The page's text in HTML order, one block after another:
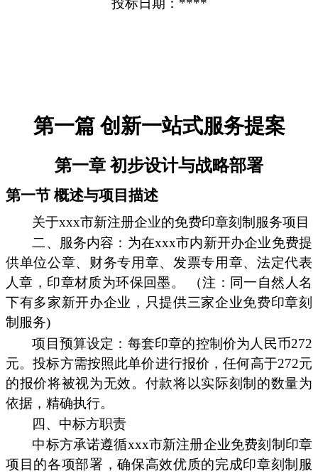
投标日期：****
第一篇 创新一站式服务提案
第一章 初步设计与战略部署
第一节 概述与项目描述
关于xxx市新注册企业的免费印章刻制服务项目
二、服务内容：为在xxx市内新开办企业免费提
供单位公章、财务专用章、发票专用章、法定代表
人章，印章材质为环保回墨。 （注：同一自然人名
下有多家新开办企业，只提供三家企业免费印章刻
制服务)
项目预算设定：每套印章的控制价为人民币272
元。投标方需按照此单价进行报价，任何高于272元
的报价将被视为无效。付款将以实际刻制的数量为
依据，精确执行。
四、中标方职责
中标方承诺遵循xxx市新注册企业免费刻制印章
项目的各项部署，确保高效优质的完成印章刻制服